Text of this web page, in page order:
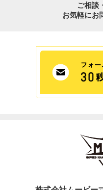
ご相談
お気軽にお